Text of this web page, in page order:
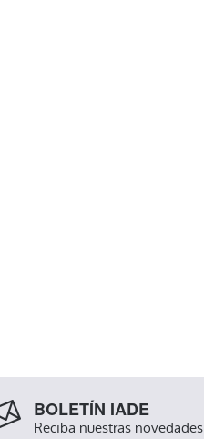
BOLETÍN IADE
Reciba nuestras novedades